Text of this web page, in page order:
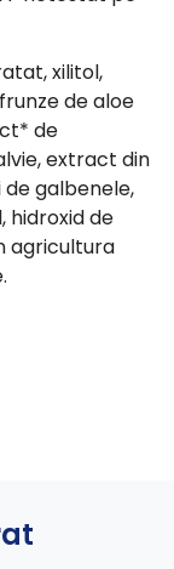
xilitol,
de aloe
de
extract din
galbenele,
hidroxid de
agricultura